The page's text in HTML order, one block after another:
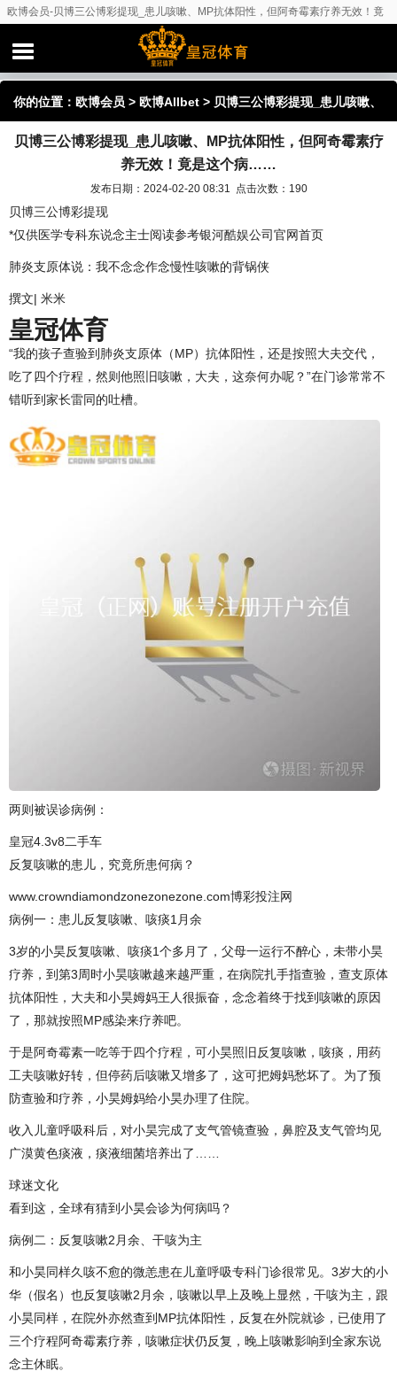
欧博会员-贝博三公博彩提现_患儿咳嗽、MP抗体阳性，但阿奇霉素疗养无效！竟
你的位置： 欧博会员 > 欧博Allbet > 贝博三公博彩提现_患儿咳嗽、
MP抗体阳性，但阿奇霉素疗养无效！竟是这个病……
贝博三公博彩提现_患儿咳嗽、MP抗体阳性，但阿奇霉素疗
养无效！竟是这个病……
发布日期：2024-02-20 08:31 点击次数：190
贝博三公博彩提现
*仅供医学专科东说念主士阅读参考银河酷娱公司官网首页
肺炎支原体说：我不念念作念慢性咳嗽的背锅侠
撰文| 米米
皇冠体育
“我的孩子查验到肺炎支原体（MP）抗体阳性，还是按照大夫交代，
吃了四个疗程，然则他照旧咳嗽，大夫，这奈何办呢？”在门诊常常不
错听到家长雷同的吐槽。
两则被误诊病例：
皇冠4.3v8二手车
反复咳嗽的患儿，究竟所患何病？
www.crowndiamondzonezonezone.com博彩投注网
病例一：患儿反复咳嗽、咳痰1月余
3岁的小昊反复咳嗽、咳痰1个多月了，父母一运行不醉心，未带小昊
疗养，到第3周时小昊咳嗽越来越严重，在病院扎手指查验，查支原体
抗体阳性，大夫和小昊姆妈王人很振奋，念念着终于找到咳嗽的原因
了，那就按照MP感染来疗养吧。
于是阿奇霉素一吃等于四个疗程，可小昊照旧反复咳嗽，咳痰，用药
工夫咳嗽好转，但停药后咳嗽又增多了，这可把姆妈愁坏了。为了预
防查验和疗养，小昊姆妈给小昊办理了住院。
收入儿童呼吸科后，对小昊完成了支气管镜查验，鼻腔及支气管均见
广漠黄色痰液，痰液细菌培养出了……
球迷文化
看到这，全球有猜到小昊会诊为何病吗？
病例二：反复咳嗽2月余、干咳为主
和小昊同样久咳不愈的微恙患在儿童呼吸专科门诊很常见。3岁大的小
华（假名）也反复咳嗽2月余，咳嗽以早上及晚上显然，干咳为主，跟
小昊同样，在院外亦然查到MP抗体阳性，反复在外院就诊，已使用了
三个疗程阿奇霉素疗养，咳嗽症状仍反复，晚上咳嗽影响到全家东说
念主休眠。